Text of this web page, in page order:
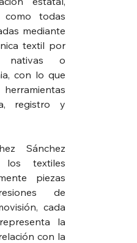
como todas
mediante
textil por
nativas o
con lo que
registro y
Sánchez
los textiles
piezas
de
cada
la
con la